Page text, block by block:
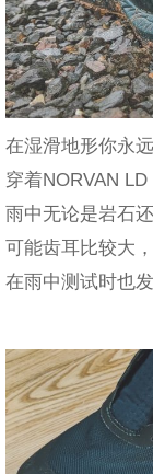
在湿滑地形你永
穿着NORVAN
雨中无论是岩石
可能齿耳比较大
在雨中测试时也